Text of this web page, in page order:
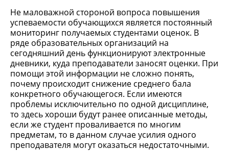
Не маловажной стороной вопроса повышения
успеваемости обучающихся является постоянный
мониторинг получаемых студентами оценок. В
ряде образовательных организаций на
сегодняшний день функционируют электронные
дневники, куда преподаватели заносят оценки. При
помощи этой информации не сложно понять,
почему происходит снижение среднего бала
конкретного обучающегося. Если имеются
проблемы исключительно по одной дисциплине,
то здесь хороши будут ранее описанные методы,
если же студент проваливается по многим
предметам, то в данном случае усилия одного
преподавателя могут оказаться недостаточными.